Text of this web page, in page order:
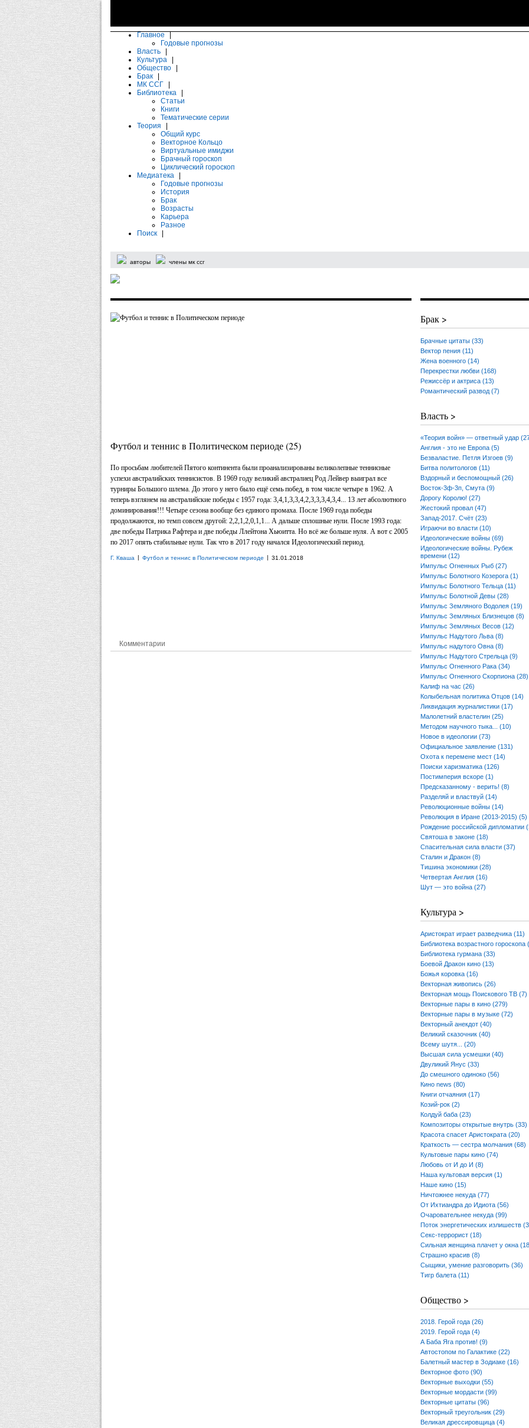
Главное
Годовые прогнозы
Власть
Культура
Общество
Брак
МК ССГ
Библиотека
Статьи
Книги
Тематические серии
Теория
Общий курс
Векторное Кольцо
Виртуальные имиджи
Брачный гороскоп
Циклический гороскоп
Медиатека
Годовые прогнозы
История
Брак
Возрасты
Карьера
Разное
Поиск
авторы члены мк ссг
Футбол и теннис в Политическом периоде (25)
По просьбам любителей Пятого континента были проанализированы великолепные теннисные
успехи австралийских теннисистов. В 1969 году великий австралиец Род Лейвер выиграл все
турниры Большого шлема. До этого у него было ещё семь побед, в том числе четыре в 1962. А
теперь взглянем на австралийские победы с 1957 года: 3,4,1,3,3,4,2,3,3,3,4,3,4... 13 лет абсолютного
доминирования!!! Четыре сезона вообще без единого промаха. После 1969 года победы
продолжаются, но темп совсем другой: 2,2,1,2,0,1,1... А дальше сплошные нули. После 1993 года:
две победы Патрика Рафтера и две победы Ллейтона Хьюитта. Но всё же больше нуля. А вот с 2005
по 2017 опять стабильные нули. Так что в 2017 году начался Идеологический период.
Г. Кваша | Футбол и теннис в Политическом периоде | 31.01.2018
Комментарии
Брак >
Брачные цитаты (33)
Вектор пения (11)
Жена военного (14)
Перекрестки любви (168)
Режиссёр и актриса (13)
Романтический развод (7)
Власть >
«Теория войн» — ответный удар
Англия - это не Европа (5)
Безваластие. Петля Изгоев (9)
Битва политологов (11)
Вздорный и беспомощный (26)
Восток-3ф-3п, Смута (9)
Дорогу Королю! (27)
Жестокий провал (47)
Запад-2017. Счёт (23)
Играючи во власти (10)
Идеологические войны (69)
Идеологические войны. Рубеж
времени (12)
Импульс Огненных Рыб (27)
Импульс Болотного Козерога (1)
Импульс Болотного Тельца (11)
Импульс Болотной Девы (28)
Импульс Земляного Водолея (19)
Импульс Земляных Близнецов (8)
Импульс Земляных Весов (12)
Импульс Надутого Льва (8)
Импульс надутого Овна (8)
Импульс Надутого Стрельца (9)
Импульс Огненного Рака (34)
Импульс Огненного Скорпиона (28)
Калиф на час (26)
Колыбельная политика Отцов (14)
Ликвидация журналистики (17)
Малолетний властелин (25)
Методом научного тыка... (10)
Новое в идеологии (73)
Официальное заявление (131)
Охота к перемене мест (14)
Поиски харизматика (126)
Постимперия вскоре (1)
Предсказанному - верить! (8)
Разделяй и властвуй (14)
Революционные войны (14)
Революция в Иране (2013-2015) (5)
Рождение российской дипломатии
Святоша в законе (18)
Спасительная сила власти (37)
Сталин и Дракон (8)
Тишина экономики (28)
Четвертая Англия (16)
Шут — это война (27)
Культура >
Аристократ играет разведчика (11)
Библиотека возрастного гороскопа
Библиотека гурмана (33)
Боевой Дракон кино (13)
Божья коровка (16)
Векторная живопись (26)
Векторная мощь Поискового ТВ (7)
Векторные пары в кино (279)
Векторные пары в музыке (72)
Векторный анекдот (40)
Великий сказочник (40)
Всему шутя... (20)
Высшая сила усмешки (40)
Двуликий Янус (33)
До смешного одиноко (56)
Кино news (80)
Книги отчаяния (17)
Козий-рок (2)
Колдуй баба (23)
Композиторы открытые внутрь (33)
Красота спасет Аристократа (20)
Краткость — сестра молчания (68)
Культовые пары кино (74)
Любовь от И до И (8)
Наша культовая версия (1)
Наше кино (15)
Ничтожнее некуда (77)
От Ихтиандра до Идиота (56)
Очаровательнее некуда (99)
Поток энергетических излишеств
Секс-террорист (18)
Сильная женщина плачет у окна
Страшно красив (8)
Сыщики, умение разговорить (36)
Тигр балета (11)
Общество >
2018. Герой года (26)
2019. Герой года (4)
А Баба Яга против! (9)
Автостопом по Галактике (22)
Балетный мастер в Зодиаке (16)
Векторное фото (90)
Векторные выходки (55)
Векторные мордасти (99)
Векторные цитаты (96)
Векторный треугольник (29)
Великая дрессировщица (4)